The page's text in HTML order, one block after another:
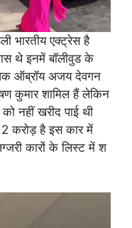
भारतीय एक्ट्रेस है
थे इनमें बॉलीवुड के
ऑब्रॉय अजय देवगन
कुमार शामिल हैं लेकिन
नहीं खरीद पाई थी
करोड़ है इस कार में
कारों के लिस्ट में श